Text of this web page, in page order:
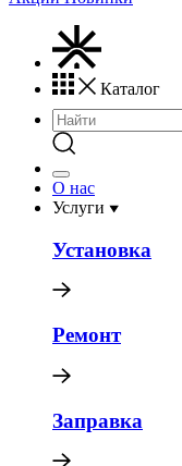
Каталог
О нас
Услуги
Установка
Ремонт
Заправка